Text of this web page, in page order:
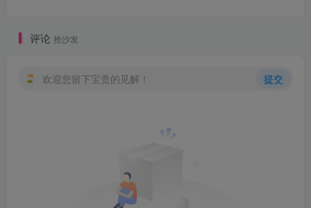
评论 抢沙发
欢迎您留下宝贵的见解！ 提交